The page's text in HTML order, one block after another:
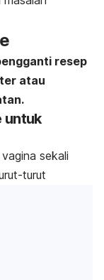
resep
atau
untuk
sekali
turut